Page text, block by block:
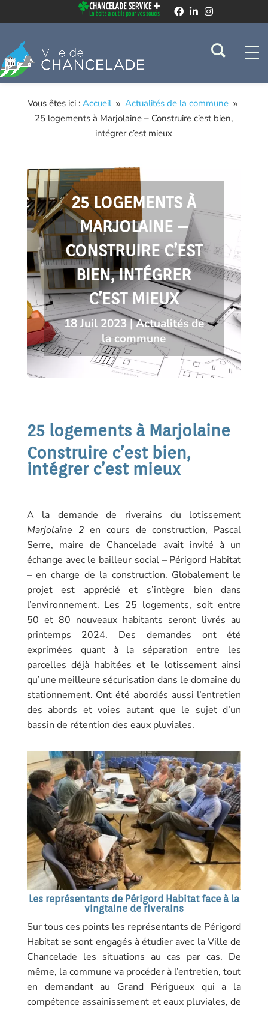
Vous êtes ici :Accueil 9 Actualités de la commune 9
25 logements à Marjolaine – Construire c’est bien,
intégrer c’est mieux
25 LOGEMENTS À
MARJOLAINE –
CONSTRUIRE C’EST
BIEN, INTÉGRER
C’EST MIEUX
18 Juil 2023|Actualités de
la commune
25 logements à Marjolaine
Construire c’est bien,
intégrer c’est mieux
A la demande de riverains du lotissement
Marjolaine 2 en cours de construction, Pascal
Serre, maire de Chancelade avait invité à un
échange avec le bailleur social – Périgord Habitat
– en charge de la construction. Globalement le
projet est apprécié et s’intègre bien dans
l’environnement. Les 25 logements, soit entre
50 et 80 nouveaux habitants seront livrés au
printemps 2024. Des demandes ont été
exprimées quant à la séparation entre les
parcelles déjà habitées et le lotissement ainsi
qu’une meilleure sécurisation dans le domaine du
stationnement. Ont été abordés aussi l’entretien
des abords et voies autant que le sujet d’un
bassin de rétention des eaux pluviales.
Les représentants de Périgord Habitat face à la
vingtaine de riverains
Sur tous ces points les représentants de Périgord
Habitat se sont engagés à étudier avec la Ville de
Chancelade les situations au cas par cas. De
même, la commune va procéder à l’entretien, tout
en demandant au Grand Périgueux qui a la
compétence assainissement et eaux pluviales, de